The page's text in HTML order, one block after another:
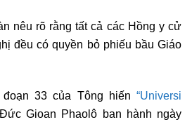
nêu rõ rằng tất cả các Hồng y cử
đều có quyền bỏ phiếu bầu Giáo
33 của Tông hiến “Universi
Gioan Phaolô ban hành ngày